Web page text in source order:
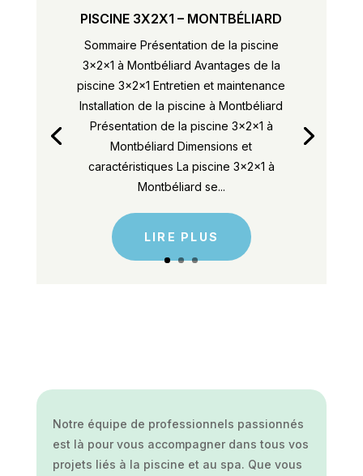
PISCINE 3X2X1 – MONTBÉLIARD
Sommaire Présentation de la piscine
3x2x1 à Montbéliard Avantages de la
piscine 3x2x1 Entretien et maintenance
Installation de la piscine à Montbéliard
Présentation de la piscine 3x2x1 à
Montbéliard Dimensions et
caractéristiques La piscine 3x2x1 à
Montbéliard se...
LIRE PLUS
Notre équipe de professionnels passionnés
est là pour vous accompagner dans tous vos
projets liés à la piscine et au spa. Que vous